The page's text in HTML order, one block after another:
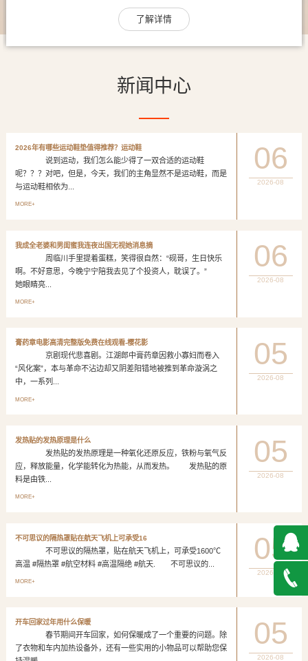
了解详情
新闻中心
2026年有哪些运动鞋垫值得推荐？运动鞋
说到运动，我们怎么能少得了一双合适的运动鞋
呢？？？对吧，但是，今天，我们的主角显然不是运动鞋，而是
与运动鞋相依为...
MORE+
06
2026-08
我成全老婆和男闺蜜我连夜出国无视她消息摘
周临川手里提着蛋糕，笑得很自然：“砚哥，生日快乐
啊。不好意思，今晚宁宁陪我去见了个投资人，耽误了。”
她眼睛亮...
MORE+
06
2026-08
膏药章电影高清完整版免费在线观看-樱花影
京剧现代悲喜剧。江湖郎中膏药章因救小寡妇而卷入
“风化案”，本与革命不沾边却又阴差阳错地被推到革命漩涡之
中，一系列...
MORE+
05
2026-08
发热贴的发热原理是什么
发热贴的发热原理是一种氧化还原反应，铁粉与氧气反
应，释放能量，化学能转化为热能，从而发热。 发热贴的原
料是由铁...
MORE+
05
2026-08
不可思议的隔热罩贴在航天飞机上可承受16
不可思议的隔热罩，贴在航天飞机上，可承受1600℃
高温 #隔热罩 #航空材料 #高温隔绝 #航天. 不可思议的...
MORE+
05
2026-08
开车回家过年用什么保暖
春节期间开车回家，如何保暖成了一个重要的问题。除
了衣物和车内加热设备外，还有一些实用的小物品可以帮助您保
05
2026-08
QQ在